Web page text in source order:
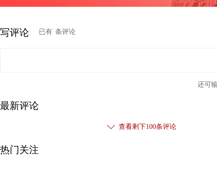
写评论 已有 条评论
还可
最新评论
查看剩下100条评论
热门关注